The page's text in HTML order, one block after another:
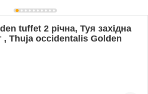
tuffet 2 річна, Туя західна
Thuja occidentalis Golden